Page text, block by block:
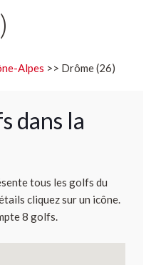
Alpes >> Drôme (26)
dans la
tous les golfs du
cliquez sur un icône.
8 golfs.